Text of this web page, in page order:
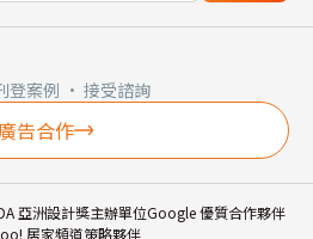
登案例 · 接受諮詢
告合作
亞洲設計獎主辦單位Google 優質合作夥伴
居家頻道策略夥伴